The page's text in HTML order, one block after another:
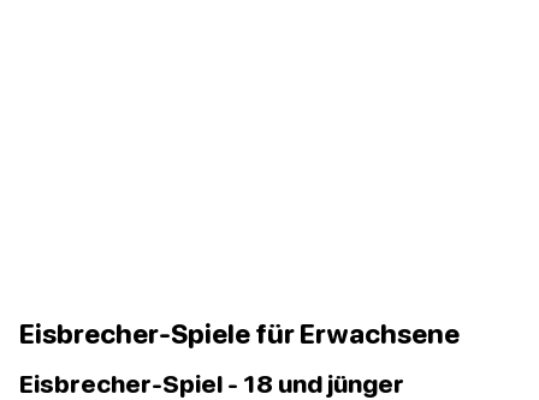
Eisbrecher-Spiele für Erwachsene
Eisbrecher-Spiel - 18 und jünger